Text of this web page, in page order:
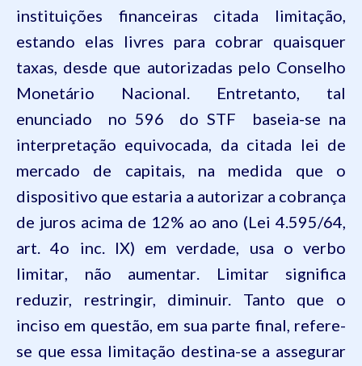
instituições financeiras citada limitação,
estando elas livres para cobrar quaisquer
taxas, desde que autorizadas pelo Conselho
Monetário Nacional. Entretanto, tal
enunciado  no 596  do STF  baseia-se na
interpretação equivocada, da citada lei de
mercado de capitais, na medida que o
dispositivo que estaria a autorizar a cobrança
de juros acima de 12% ao ano (Lei 4.595/64,
art. 4o inc. IX) em verdade, usa o verbo
limitar, não aumentar. Limitar significa
reduzir, restringir, diminuir. Tanto que o
inciso em questão, em sua parte final, refere-
se que essa limitação destina-se a assegurar